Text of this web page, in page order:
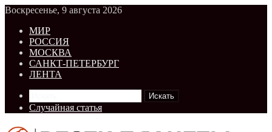
Воскресенье, 9 августа 2026
МИР
РОССИЯ
МОСКВА
САНКТ-ПЕТЕРБУРГ
ЛЕНТА
Искать
Случайная статья